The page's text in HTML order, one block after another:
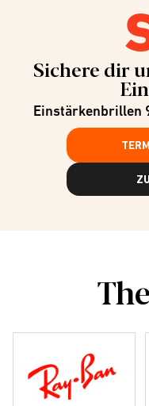
Sichere dir
Einstärkenbrillen